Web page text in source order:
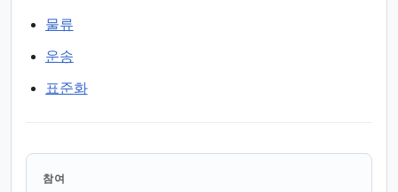
물류
운송
표준화
참여